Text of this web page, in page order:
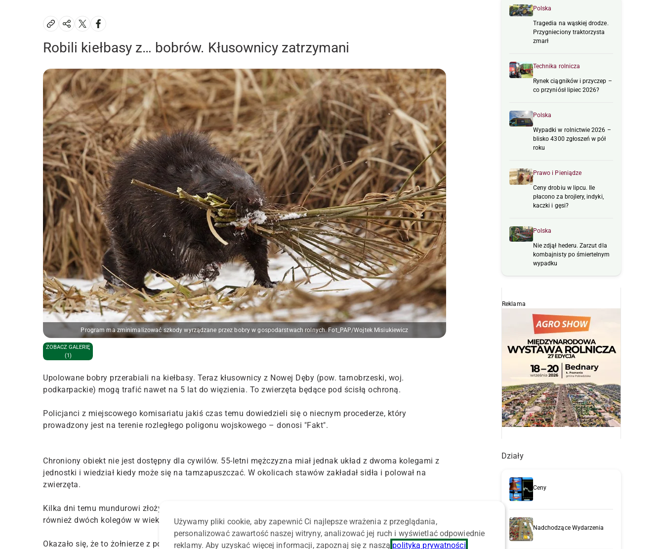
Robili kiełbasy z… bobrów. Kłusownicy zatrzymani
Program ma zminimalizować szkody wyrządzane przez bobry w gospodarstwach rolnych. Fot_PAP/Wojtek Misiukiewicz
ZOBACZ GALERIĘ
(1)
Upolowane bobry przerabiali na kiełbasy. Teraz kłusownicy z Nowej Dęby (pow. tarnobrzeski, woj.
podkarpackie) mogą trafić nawet na 5 lat do więzienia. To zwierzęta będące pod ścisłą ochroną.
Policjanci z miejscowego komisariatu jakiś czas temu dowiedzieli się o niecnym procederze, który
prowadzony jest na terenie rozległego poligonu wojskowego – donosi "Fakt".
Chroniony obiekt nie jest dostępny dla cywilów. 55-letni mężczyzna miał jednak układ z dwoma kolegami z
jednostki i wiedział kiedy może się na tamzapuszczać. W okolicach stawów zakładał sidła i polował na
zwierzęta.
Kilka dni temu mundurowi złożyli wizytę podejrzanemu gospodarzowi. Na miejscu zastali nie tylko jego, ale
również dwóch kolegów w wieku 48 i 58 lat.
Okazało się, że to żołnierze z pobliskiej jednostki wojskowej, którzy mają także związek z kłusowaniem. Na
Polska
Tragedia na wąskiej drodze.
Przygnieciony traktorzysta
zmarł
Technika rolnicza
Rynek ciągników i przyczep –
co przyniósł lipiec 2026?
Polska
Wypadki w rolnictwie 2026 –
blisko 4300 zgłoszeń w pół
roku
Prawo i Pieniądze
Ceny drobiu w lipcu. Ile
płacono za brojlery, indyki,
kaczki i gęsi?
Polska
Nie zdjął hederu. Zarzut dla
kombajnisty po śmiertelnym
wypadku
Reklama
Działy
Ceny
Nadchodzące Wydarzenia
Używamy pliki cookie, aby zapewnić Ci najlepsze wrażenia z przeglądania,
personalizować zawartość naszej witryny, analizować jej ruch i wyświetlać odpowiednie
reklamy. Aby uzyskać więcej informacji, zapoznaj się z naszą polityką prywatności